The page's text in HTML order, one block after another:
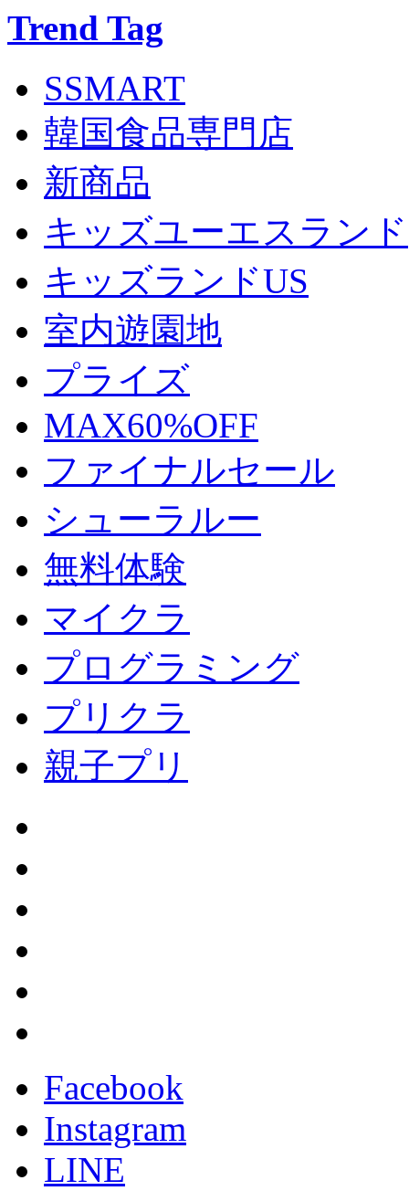
Trend Tag
SSMART
韓国食品専門店
新商品
キッズユーエスランド
キッズランドUS
室内遊園地
プライズ
MAX60%OFF
ファイナルセール
シューラルー
無料体験
マイクラ
プログラミング
プリクラ
親子プリ
Facebook
Instagram
LINE